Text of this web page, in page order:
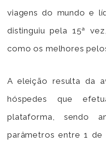
viagens do mundo e
distinguiu pela 15ª
como os melhores
A eleição resulta da
hóspedes que
plataforma, sendo
parâmetros entre 1